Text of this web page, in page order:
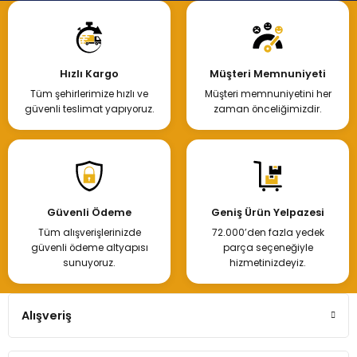
Hızlı Kargo
Tüm şehirlerimize hızlı ve
güvenli teslimat yapıyoruz.
Müşteri Memnuniyeti
Müşteri memnuniyetini her
zaman önceliğimizdir.
Güvenli Ödeme
Tüm alışverişlerinizde
güvenli ödeme altyapısı
sunuyoruz.
Geniş Ürün Yelpazesi
72.000’den fazla yedek
parça seçeneğiyle
hizmetinizdeyiz.
Alışveriş